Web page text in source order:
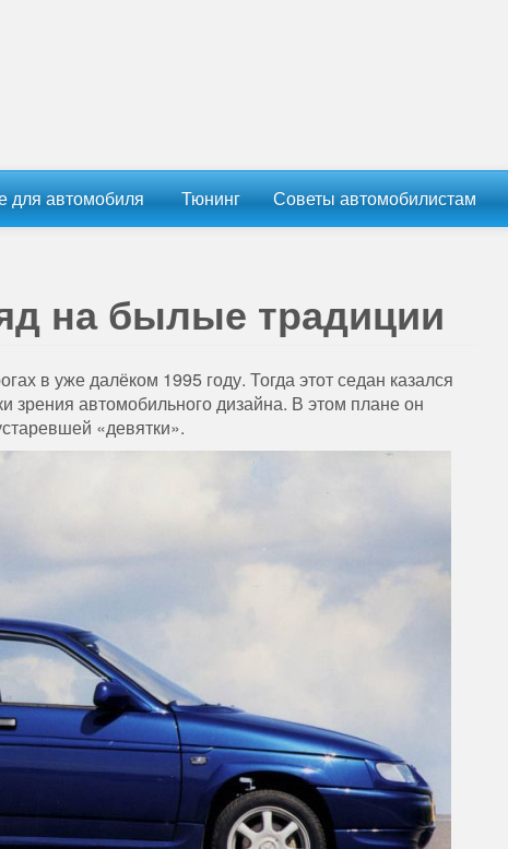
для автомобиля Тюнинг Советы автомобилистам
на былые традиции
в уже далёком 1995 году. Тогда этот седан казался
зрения автомобильного дизайна. В этом плане он
«девятки».